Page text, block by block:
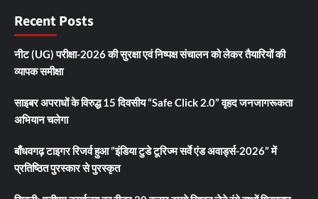
Recent Posts
नीट (UG) परीक्षा-2026 की सुरक्षा एवं निष्पक्ष संचालन को लेकर तैयारियों की
व्यापक समीक्षा
साइबर अपराधों के विरुद्ध 15 दिवसीय “Safe Click 2.0” वृहद जनजागरूकता
अभियान चलेगा
बाँधवगढ़ टाइगर रिजर्व हुआ “इंडिया टुडे टूरिज्म सर्वे एंड अवार्ड्स-2026” में
प्रतिष्ठित पुरस्कार से पुरस्कृत